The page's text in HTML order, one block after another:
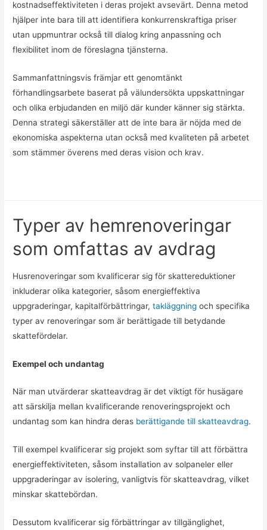
kostnadseffektiviteten i deras projekt avsevärt. Denna metod
hjälper inte bara till att identifiera konkurrenskraftiga priser
utan uppmuntrar också till dialog kring anpassning och
flexibilitet inom de föreslagna tjänsterna.
Sammanfattningsvis främjar ett genomtänkt
förhandlingsarbete baserat på välundersökta uppskattningar
och olika erbjudanden en miljö där kunder känner sig stärkta.
Denna strategi säkerställer att de inte bara är nöjda med de
ekonomiska aspekterna utan också med kvaliteten på arbetet
som stämmer överens med deras vision och krav.
Typer av hemrenoveringar
som omfattas av avdrag
Husrenoveringar som kvalificerar sig för skattereduktioner
inkluderar olika kategorier, såsom energieffektiva
uppgraderingar, kapitalförbättringar,takläggning och specifika
typer av renoveringar som är berättigade till betydande
skattefördelar.
Exempel och undantag
När man utvärderar skatteavdrag är det viktigt för husägare
att särskilja mellan kvalificerande renoveringsprojekt och
undantag som kan hindra deras berättigande till skatteavdrag.
Till exempel kvalificerar sig projekt som syftar till att förbättra
energieffektiviteten, såsom installation av solpaneler eller
uppgraderingar av isolering, vanligtvis för skatteavdrag, vilket
minskar skattebördan.
Dessutom kvalificerar sig förbättringar av tillgänglighet,